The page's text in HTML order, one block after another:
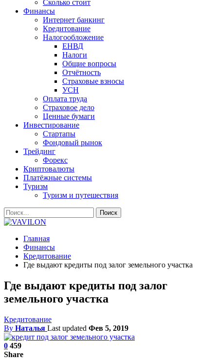
Сколько стоит
Финансы
Интернет банкинг
Кредитование
Налогообложение
ЕНВД
Налоги
Общие вопросы
Отчётность
Страховые взносы
УСН
Оплата труда
Страховое дело
Ценные бумаги
Инвестирование
Стартапы
Фондовый рынок
Трейдинг
Форекс
Криптовалюты
Платёжные системы
Туризм
Туризм и путешествия
Главная
Финансы
Кредитование
Где выдают кредиты под залог земельного участка
Где выдают кредиты под залог
земельного участка
Кредитование
By Наталья Last updated Фев 5, 2019
0 459
Share